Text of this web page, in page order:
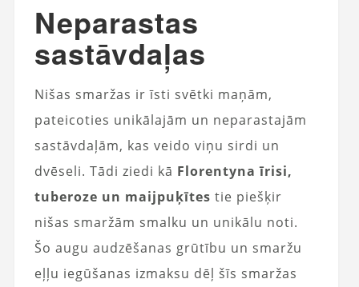
Neparastas
sastāvdaļas
Nišas smaržas ir īsti svētki maņām,
pateicoties unikālajām un neparastajām
sastāvdaļām, kas veido viņu sirdi un
dvēseli. Tādi ziedi kā Florentyna īrisi,
tuberoze un maijpuķītes tie piešķir
nišas smaržām smalku un unikālu noti.
Šo augu audzēšanas grūtību un smaržu
eļļu iegūšanas izmaksu dēļ šīs smaržas